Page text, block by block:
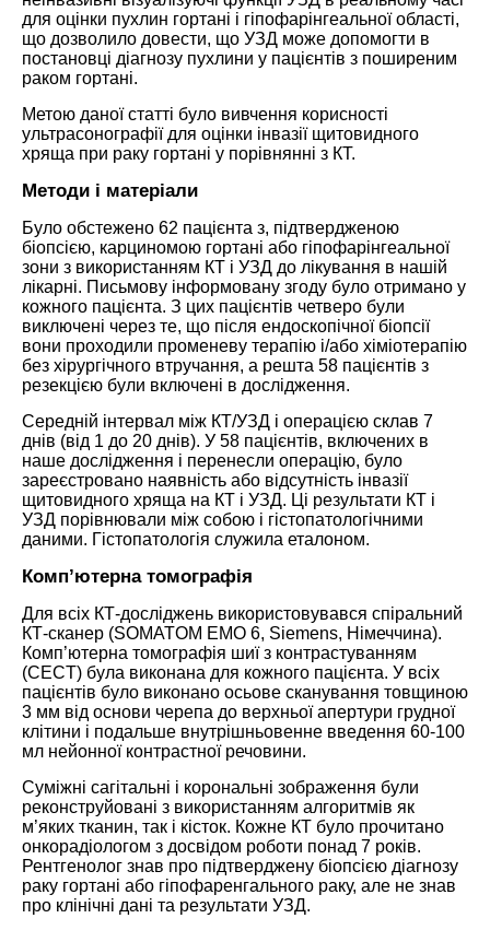
для оцінки пухлин гортані і гіпофарінгеальної області,
що дозволило довести, що УЗД може допомогти в
постановці діагнозу пухлини у пацієнтів з поширеним
раком гортані.
Метою даної статті було вивчення корисності
ультрасонографії для оцінки інвазії щитовидного
хряща при раку гортані у порівнянні з КТ.
Методи і матеріали
Було обстежено 62 пацієнта з, підтвердженою
біопсією, карциномою гортані або гіпофарінгеальної
зони з використанням КТ і УЗД до лікування в нашій
лікарні. Письмову інформовану згоду було отримано у
кожного пацієнта. З цих пацієнтів четверо були
виключені через те, що після ендоскопічної біопсії
вони проходили променеву терапію і/або хіміотерапію
без хірургічного втручання, а решта 58 пацієнтів з
резекцією були включені в дослідження.
Середній інтервал між КТ/УЗД і операцією склав 7
днів (від 1 до 20 днів). У 58 пацієнтів, включених в
наше дослідження і перенесли операцію, було
зареєстровано наявність або відсутність інвазії
щитовидного хряща на КТ і УЗД. Ці результати КТ і
УЗД порівнювали між собою і гістопатологічними
даними. Гістопатологія служила еталоном.
Комп’ютерна томографія
Для всіх КТ-досліджень використовувався спіральний
КТ-сканер (SOMATOM EMO 6, Siemens, Німеччина).
Комп’ютерна томографія шиї з контрастуванням
(CECT) була виконана для кожного пацієнта. У всіх
пацієнтів було виконано осьове сканування товщиною
3 мм від основи черепа до верхньої апертури грудної
клітини і подальше внутрішньовенне введення 60-100
мл нейонної контрастної речовини.
Суміжні сагітальні і корональні зображення були
реконструйовані з використанням алгоритмів як
м’яких тканин, так і кісток. Кожне КТ було прочитано
онкорадіологом з досвідом роботи понад 7 років.
Рентгенолог знав про підтверджену біопсією діагнозу
раку гортані або гіпофаренгального раку, але не знав
про клінічні дані та результати УЗД.